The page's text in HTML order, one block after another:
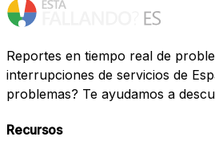
Reportes en tiempo real de
interrupciones de servicios de
problemas? Te ayudamos a
Recursos